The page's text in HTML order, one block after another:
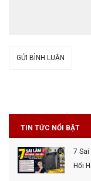
GỬI BÌNH LUẬN
TIN TỨC NỔI BẬT
7 Sai
Hối